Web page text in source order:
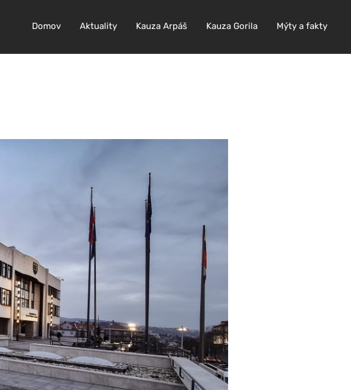
Domov Aktuality Kauza Arpáš Kauza Gorila Mýty a fakty